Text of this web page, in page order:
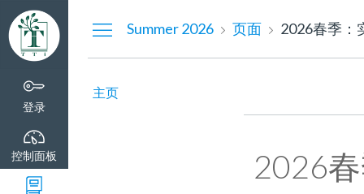
制
面
登录
控制面板
Summer 2026 页面 2026春季：
主页
2026